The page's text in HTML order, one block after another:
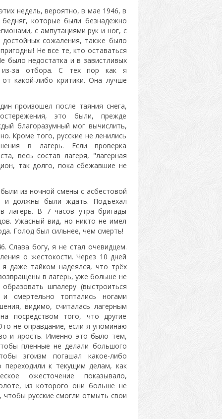
недель, вероятно, в мае 1946, в
которые были безнадежно
с ампутациями рук и ног, с
сожаления, также было
Не все те, кто оставаться
было недостатка и в завистливых
из-за отбора. С тех пор как я
какой-либо критики. Она лучше
произошел после таяния снега,
это были, прежде
благоразумный мог вычислить,
Кроме того, русские не ленились
в лагерь. Если проверка
весь состав лагеря, "лагерная
так долго, пока сбежавшие не
из ночной смены с асбестовой
и должны были ждать. Подъехал
лагерь. В 7 часов утра бригады
Ужасный вид, но никто не имел
Голод был сильнее, чем смерть!
Слава богу, я не стал очевидцем.
о жестокости. Через 10 дней
даже тайком надеялся, что трёх
в лагерь, уже больше не
шпалеру (выстроиться
смертельно топтались ногами
видимо, считалась лагерным
посредством того, что другие
не оправдание, если я упоминаю
и ярость. Именно это было тем,
пленные не делали большого
эгоизм погашал какое-либо
к текущим делам, как
ожесточение показывало,
из которого они больше не
русские смогли отмыть свои